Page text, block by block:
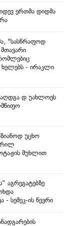
ერთმა დიდმა
"სასწრაფოდ
ხელებს - ირაკლი
აღდგა დ უახლოეს
უცხო
მუხლით
აგრეგატებზე
სემეკ-ის წევრი